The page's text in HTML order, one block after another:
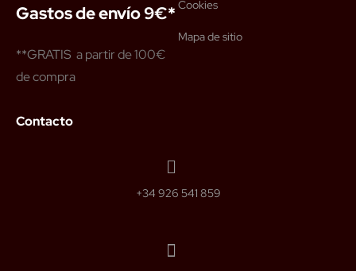
Gastos de envío 9€*
**GRATIS a partir de 100€
de compra
Cookies
Mapa de sitio
Contacto
+34 926 541 859